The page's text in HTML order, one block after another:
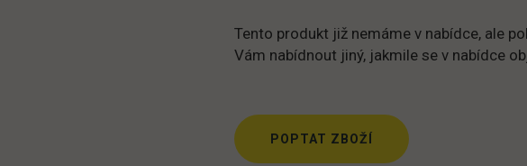
Tento produkt již nemáme v nabídce, ale
Vám nabídnout jiný, jakmile se v nabídce
POPTAT ZBOŽÍ